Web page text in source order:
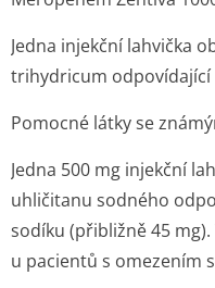
Jedna injekční lahvička
trihydricum odpovídající
Pomocné látky se
Jedna 500 mg injekční
uhličitanu sodného
sodíku (přibližně 45
u pacientů s omezením